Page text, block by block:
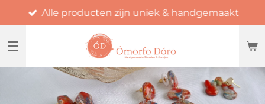
naar
Alle producten zijn uniek & handgemaakt